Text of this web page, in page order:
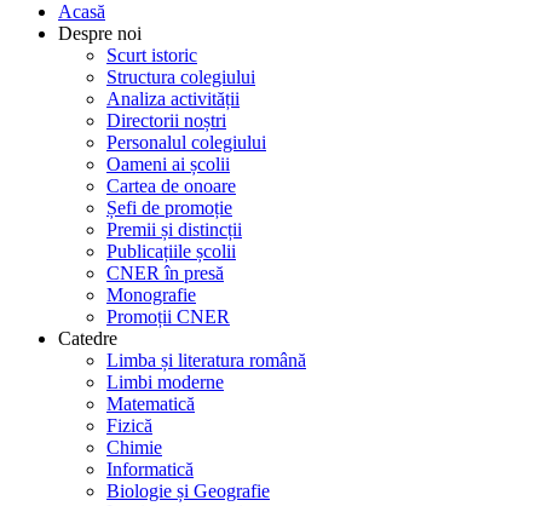
Acasă
Despre noi
Scurt istoric
Structura colegiului
Analiza activității
Directorii noștri
Personalul colegiului
Oameni ai școlii
Cartea de onoare
Șefi de promoție
Premii și distincții
Publicațiile școlii
CNER în presă
Monografie
Promoții CNER
Catedre
Limba și literatura română
Limbi moderne
Matematică
Fizică
Chimie
Informatică
Biologie și Geografie